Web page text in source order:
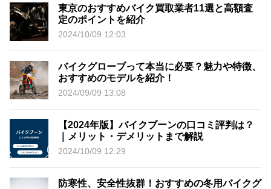
東京のおすすめバイク買取業者11選と高額査
定のポイントを紹介
2024/10/09 12:03
バイクグローブって本当に必要？魅力や特徴、
おすすめのモデルを紹介！
2024/09/09 13:08
【2024年版】バイクブーンの口コミ評判は？
｜メリット・デメリットまで解説
2024/10/09 12:29
防寒性、安全性抜群！おすすめの冬用バイクグ